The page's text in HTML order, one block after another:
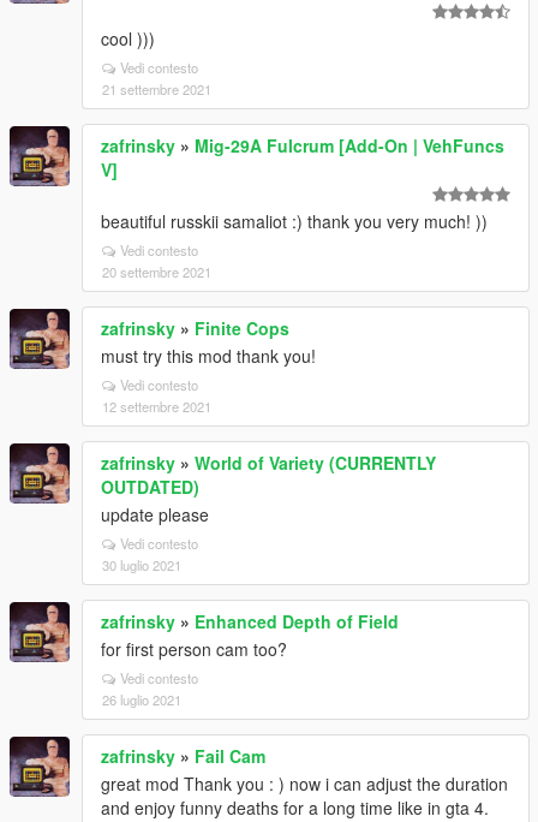
cool )))
Vedi contesto
21 settembre 2021
zafrinsky » Mig-29A Fulcrum [Add-On | VehFuncs
V]
beautiful russkii samaliot :) thank you very much! ))
Vedi contesto
20 settembre 2021
zafrinsky » Finite Cops
must try this mod thank you!
Vedi contesto
12 settembre 2021
zafrinsky » World of Variety (CURRENTLY
OUTDATED)
update please
Vedi contesto
30 luglio 2021
zafrinsky » Enhanced Depth of Field
for first person cam too?
Vedi contesto
26 luglio 2021
zafrinsky » Fail Cam
great mod Thank you : ) now i can adjust the duration
and enjoy funny deaths for a long time like in gta 4.